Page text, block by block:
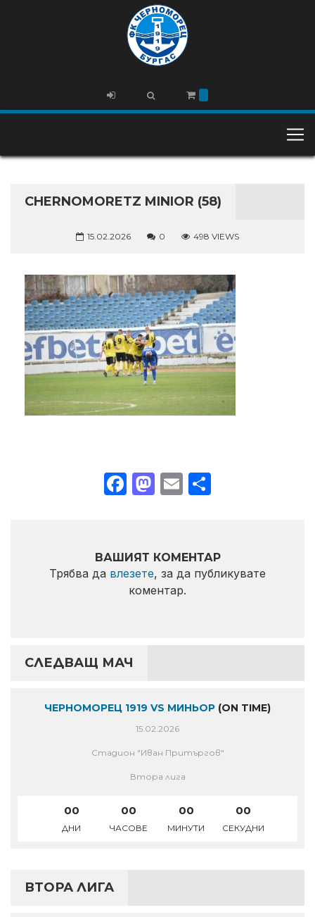
CHERNOMORETZ MINIOR (58)
15.02.2026 0 498 VIEWS
Facebook
Mastodon
Email
ВАШИЯТ КОМЕНТАР
Трябва да влезете, за да публикувате
коментар.
СЛЕДВАЩ МАЧ
ЧЕРНОМОРЕЦ 1919 VS МИНЬОР (ON TIME)
15.02.2026
Стадион "Иван Притъргов"
Втора лига
00
ДНИ
00
ЧАСОВЕ
00
МИНУТИ
00
СЕКУДНИ
ВТОРА ЛИГА